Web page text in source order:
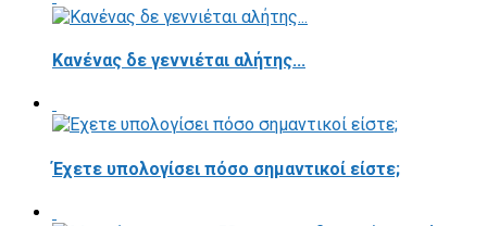
Κανένας δε γεννιέται αλήτης...
Έχετε υπολογίσει πόσο σημαντικοί είστε;